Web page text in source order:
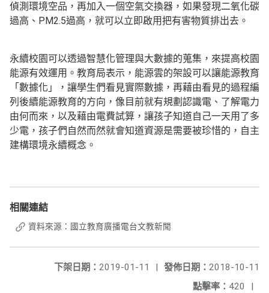
偵測環境空品，再加入一個空氣交換器，如果發現二氧化碳
過高、PM2.5過高，就可以立即啟用把有害物質排出去。
永續校園可以透過智慧化管理與大數據的蒐集，來提高校園
能源有效運用。教育局表示，能源雲的架設可以讓能源教育
「數據化」，讓學生們看見實際數據，再藉由看見的過程編
列後續能源教育的方向，像目前就有規劃認識電、了解電力
由何而來，以及藉由電費試算，讓孩子知道自己一天用了多
少電，孩子們自然而然就會知道資源是需要被珍惜的，自主
建構環境永續概念。
相關連結
資料來源：國立教育廣播電台文教新聞
發佈日期： 2018-10-11
下架日期： 2019-01-11
|
點擊率： 420 |